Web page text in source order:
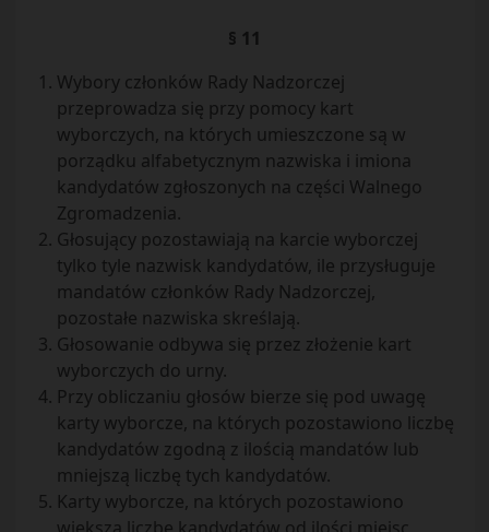
§ 11
Wybory członków Rady Nadzorczej
przeprowadza się przy pomocy kart
wyborczych, na których umieszczone są w
porządku alfabetycznym nazwiska i imiona
kandydatów zgłoszonych na części Walnego
Zgromadzenia.
Głosujący pozostawiają na karcie wyborczej
tylko tyle nazwisk kandydatów, ile przysługuje
mandatów członków Rady Nadzorczej,
pozostałe nazwiska skreślają.
Głosowanie odbywa się przez złożenie kart
wyborczych do urny.
Przy obliczaniu głosów bierze się pod uwagę
karty wyborcze, na których pozostawiono liczbę
kandydatów zgodną z ilością mandatów lub
mniejszą liczbę tych kandydatów.
Karty wyborcze, na których pozostawiono